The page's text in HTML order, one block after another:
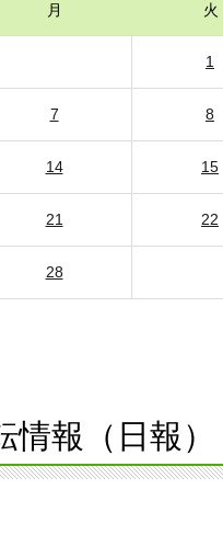
月 火
1
7 8
14 15
21 22
28
報（日報）